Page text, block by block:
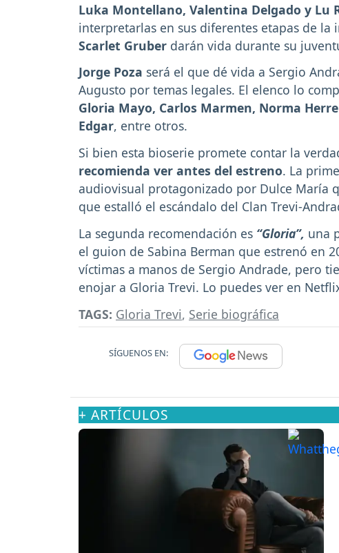
Luka Montellano, Valentina Delgado y Lu
interpretarlas en sus diferentes etapas de la
Scarlet Gruber darán vida durante su
Jorge Poza será el que dé vida a Sergio
Augusto por temas legales. El elenco lo
Gloria Mayo, Carlos Marmen, Norma
Edgar, entre otros.
Si bien esta bioserie promete contar la
recomienda ver antes del estreno. La
audiovisual protagonizado por Dulce María
que estalló el escándalo del Clan Trevi-
La segunda recomendación es “Gloria”, una
el guion de Sabina Berman que estrenó en
víctimas a manos de Sergio Andrade, pero
enojar a Gloria Trevi. Lo puedes ver en
TAGS: Gloria Trevi, Serie biográfica
SÍGUENOS EN:
+ ARTÍCULOS